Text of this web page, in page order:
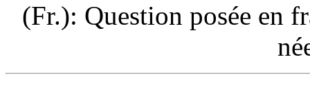
(Fr.): Question posée en